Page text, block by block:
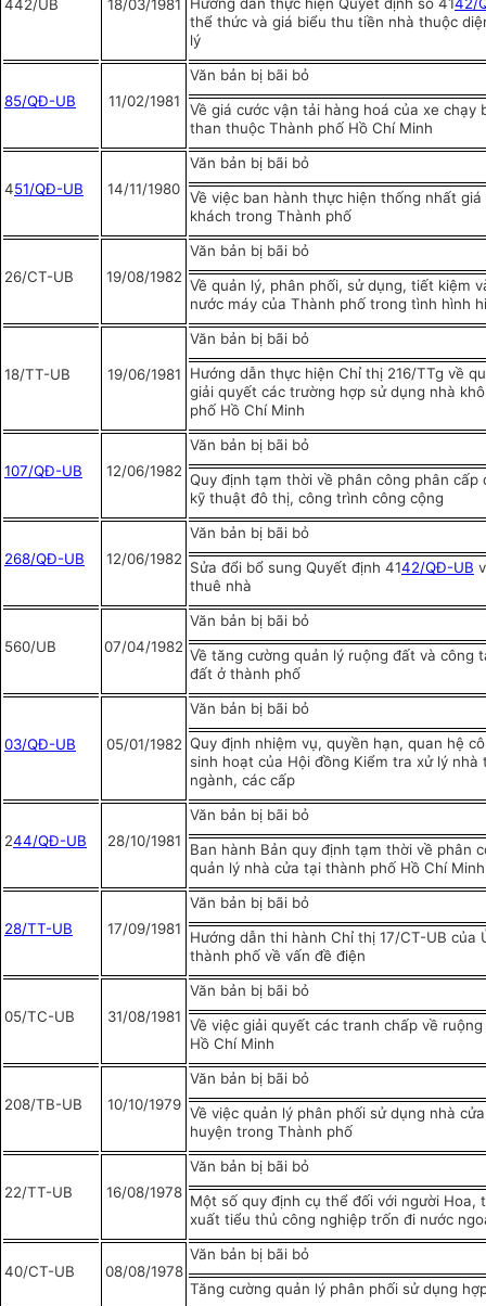
442/UB 18/03/1981
Hướng dẫn thực hiện Quyết định số 4142/
thể thức và giá biểu thu tiền nhà thuộc
lý
85/QĐ-UB 11/02/1981
Văn bản bị bãi bỏ
Về giá cước vận tải hàng hoá của xe chạy
than thuộc Thành phố Hồ Chí Minh
451/QĐ-UB 14/11/1980
Văn bản bị bãi bỏ
Về việc ban hành thực hiện thống nhất
khách trong Thành phố
26/CT-UB 19/08/1982
Văn bản bị bãi bỏ
Về quản lý, phân phối, sử dụng, tiết kiệm
nước máy của Thành phố trong tình hình
18/TT-UB 19/06/1981
Văn bản bị bãi bỏ
Hướng dẫn thực hiện Chỉ thị 216/TTg về
giải quyết các trường hợp sử dụng nhà
phố Hồ Chí Minh
107/QĐ-UB 12/06/1982
Văn bản bị bãi bỏ
Quy định tạm thời về phân công phân cấp
kỹ thuật đô thị, công trình công cộng
268/QĐ-UB 12/06/1982
Văn bản bị bãi bỏ
Sửa đổi bổ sung Quyết định 4142/QĐ-UB
thuê nhà
560/UB 07/04/1982
Văn bản bị bãi bỏ
Về tăng cường quản lý ruộng đất và công
đất ở thành phố
03/QĐ-UB 05/01/1982
Văn bản bị bãi bỏ
Quy định nhiệm vụ, quyền hạn, quan hệ
sinh hoạt của Hội đồng Kiểm tra xử lý nhà
ngành, các cấp
244/QĐ-UB 28/10/1981
Văn bản bị bãi bỏ
Ban hành Bản quy định tạm thời về phân
quản lý nhà cửa tại thành phố Hồ Chí Minh
28/TT-UB 17/09/1981
Văn bản bị bãi bỏ
Hướng dẫn thi hành Chỉ thị 17/CT-UB của
thành phố về vấn đề điện
05/TC-UB 31/08/1981
Văn bản bị bãi bỏ
Về việc giải quyết các tranh chấp về
Hồ Chí Minh
208/TB-UB 10/10/1979
Văn bản bị bãi bỏ
Về việc quản lý phân phối sử dụng nhà
huyện trong Thành phố
22/TT-UB 16/08/1978
Văn bản bị bãi bỏ
Một số quy định cụ thể đối với người Hoa,
xuất tiểu thủ công nghiệp trốn đi nước
40/CT-UB 08/08/1978
Văn bản bị bãi bỏ
Tăng cường quản lý phân phối sử dụng